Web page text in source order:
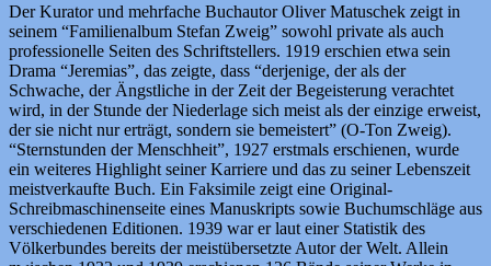
Der Kurator und mehrfache Buchautor Oliver Matuschek zeigt in
seinem “Familienalbum Stefan Zweig” sowohl private als auch
professionelle Seiten des Schriftstellers. 1919 erschien etwa sein
Drama “Jeremias”, das zeigte, dass “derjenige, der als der
Schwache, der Ängstliche in der Zeit der Begeisterung verachtet
wird, in der Stunde der Niederlage sich meist als der einzige erweist,
der sie nicht nur erträgt, sondern sie bemeistert” (O-Ton Zweig).
“Sternstunden der Menschheit”, 1927 erstmals erschienen, wurde
ein weiteres Highlight seiner Karriere und das zu seiner Lebenszeit
meistverkaufte Buch. Ein Faksimile zeigt eine Original-
Schreibmaschinenseite eines Manuskripts sowie Buchumschläge aus
verschiedenen Editionen. 1939 war er laut einer Statistik des
Völkerbundes bereits der meistübersetzte Autor der Welt. Allein